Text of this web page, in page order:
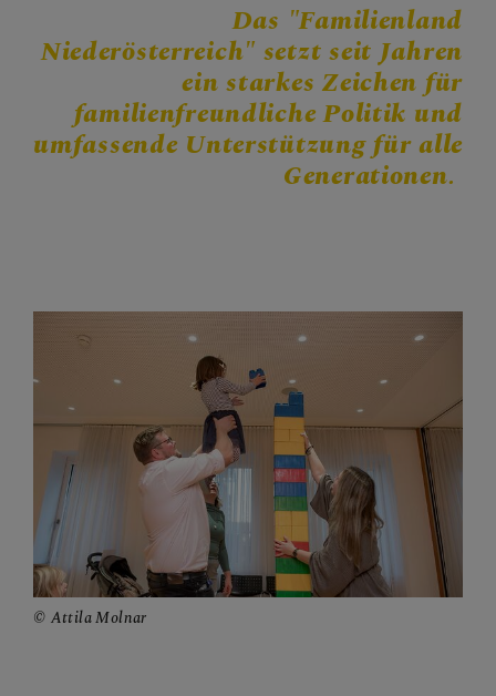
GLAUBEN
ERLEBEN
Begegnungstage
Seelsorge
Bischof
Personen
Diözesane Verwaltung
Pfarren
Das "Familienland
Niederösterreich" setzt seit Jahren
ein starkes Zeichen für
familienfreundliche Politik und
umfassende Unterstützung für alle
Generationen.
Attila Molnar